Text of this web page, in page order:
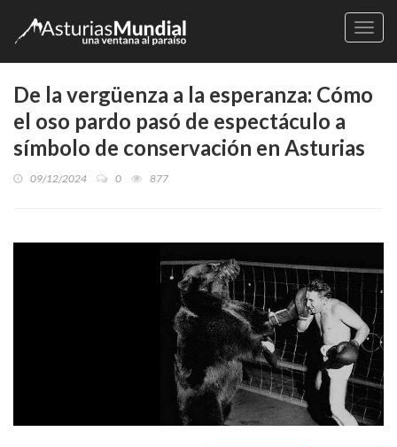
De la vergüenza a la esperanza: Cómo
el oso pardo pasó de espectáculo a
símbolo de conservación en Asturias
09/12/2024 0 877